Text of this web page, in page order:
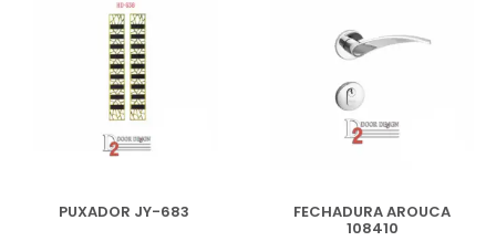
PUXADOR JY-683 FECHADURA AROUCA
108410